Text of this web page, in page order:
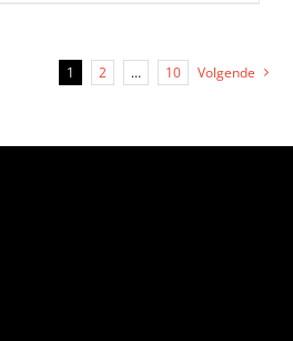
1 2 … 10 Volgende